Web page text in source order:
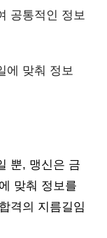
공통적인 정보
에 맞춰 정보
뿐, 맹신은 금
맞춰 정보를
격의 지름길임